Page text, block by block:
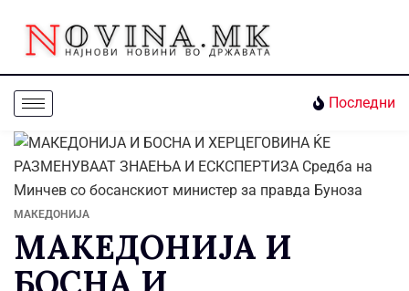
Последни
МАКЕДОНИЈА
МАКЕДОНИЈА И